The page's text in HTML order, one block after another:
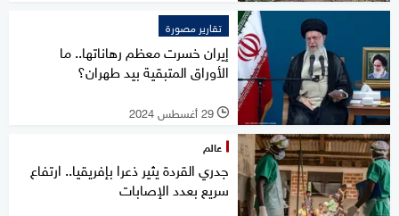
تقارير مصورة
إيران خسرت معظم رهاناتها.. ما
الأوراق المتبقية بيد طهران؟
l 29 أغسطس 2024
عالم
جدري القردة يثير ذعرا بإفريقيا.. ارتفاع
سريع بعدد الإصابات